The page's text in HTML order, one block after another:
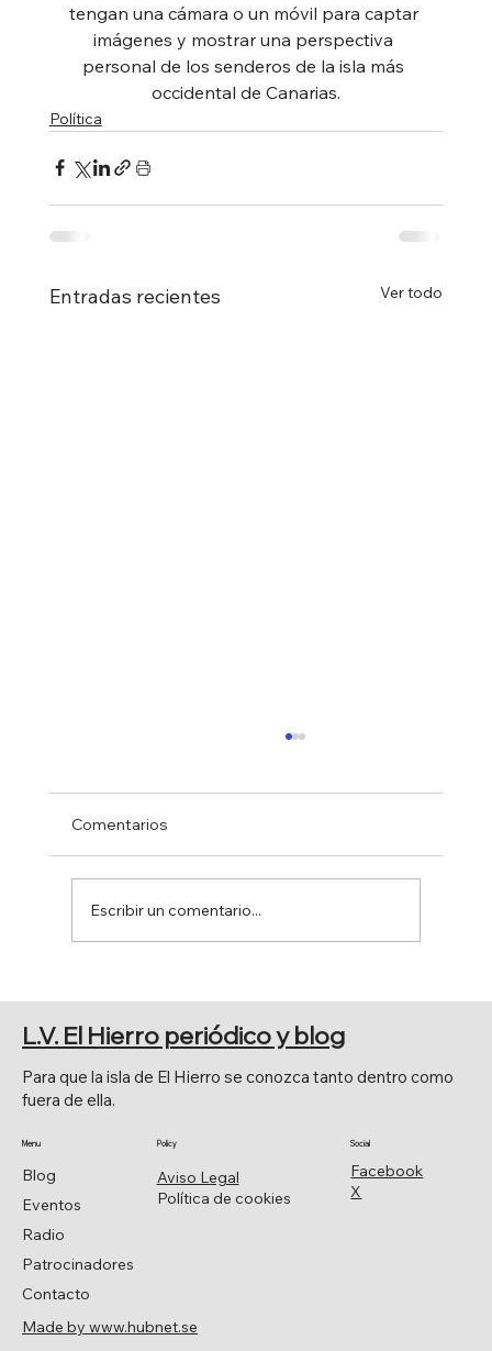
tengan una cámara o un móvil para captar
imágenes y mostrar una perspectiva
personal de los senderos de la isla más
occidental de Canarias.
Política
Entradas recientes Ver todo
ARMAS.
Comentarios
Escribir un comentario...
Facebook
X
Social
Aviso Legal
Política de cookies
Policy
Blog
Eventos
Radio
Patrocinadores
Contacto
Menu
Para que la isla de El Hierro se conozca tanto dentro como
fuera de ella.
L.V. El Hierro periódico y blog
Made by www.hubnet.se